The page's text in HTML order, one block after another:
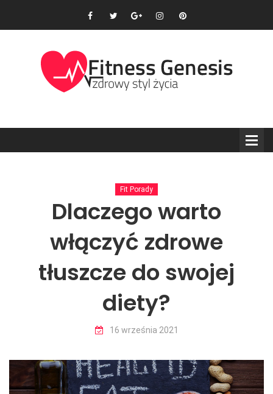
Fit Porady
Dlaczego warto
włączyć zdrowe
tłuszcze do swojej
diety?
16 września 2021